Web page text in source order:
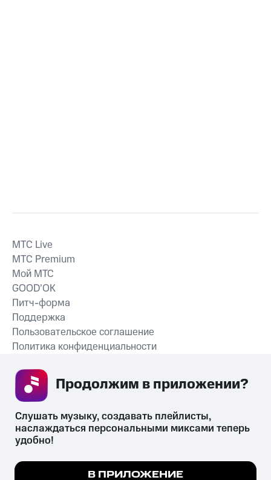
СКАЧАТЬ ПРИЛОЖЕНИЕ
MTС Live
MTС Premium
Мой МТС
GOOD’OK
Питч-форма
Поддержка
Пользовательское соглашение
Политика конфиденциальности
психотропных веществ, их аналогов причиняет вред здоровью,
их незаконный оборот запрещён и влечёт установленную
Мы используем куки, чтобы на сайте все
Слушать музыку, создавать плейлисты,
наслаждаться персональными миксами теперь
удобно!
В ПРИЛОЖЕНИЕ